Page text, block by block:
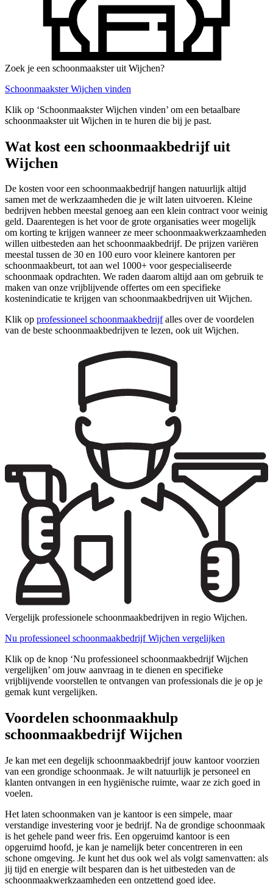
Zoek je een schoonmaakster uit Wijchen?
Schoonmaakster Wijchen vinden
Klik op ‘Schoonmaakster Wijchen vinden’ om een betaalbare
schoonmaakster uit Wijchen in te huren die bij je past.
Wat kost een schoonmaakbedrijf uit
Wijchen
De kosten voor een schoonmaakbedrijf hangen natuurlijk altijd
samen met de werkzaamheden die je wilt laten uitvoeren. Kleine
bedrijven hebben meestal genoeg aan een klein contract voor weinig
geld. Daarentegen is het voor de grote organisaties weer mogelijk
om korting te krijgen wanneer ze meer schoonmaakwerkzaamheden
willen uitbesteden aan het schoonmaakbedrijf. De prijzen variëren
meestal tussen de 30 en 100 euro voor kleinere kantoren per
schoonmaakbeurt, tot aan wel 1000+ voor gespecialiseerde
schoonmaak opdrachten. We raden daarom altijd aan om gebruik te
maken van onze vrijblijvende offertes om een specifieke
kostenindicatie te krijgen van schoonmaakbedrijven uit Wijchen.
Klik op professioneel schoonmaakbedrijfalles over de voordelen
van de beste schoonmaakbedrijven te lezen, ook uit Wijchen.
Vergelijk professionele schoonmaakbedrijven in regio Wijchen.
Nu professioneel schoonmaakbedrijf Wijchen vergelijken
Klik op de knop ‘Nu professioneel schoonmaakbedrijf Wijchen
vergelijken’ om jouw aanvraag in te dienen en specifieke
vrijblijvende voorstellen te ontvangen van professionals die je op je
gemak kunt vergelijken.
Voordelen schoonmaakhulp
schoonmaakbedrijf Wijchen
Je kan met een degelijk schoonmaakbedrijf jouw kantoor voorzien
van een grondige schoonmaak. Je wilt natuurlijk je personeel en
klanten ontvangen in een hygiënische ruimte, waar ze zich goed in
voelen.
Het laten schoonmaken van je kantoor is een simpele, maar
verstandige investering voor je bedrijf. Na de grondige schoonmaak
is het gehele pand weer fris. Een opgeruimd kantoor is een
opgeruimd hoofd, je kan je namelijk beter concentreren in een
schone omgeving. Je kunt het dus ook wel als volgt samenvatten: als
jij tijd en energie wilt besparen dan is het uitbesteden van de
schoonmaakwerkzaamheden een ontzettend goed idee.